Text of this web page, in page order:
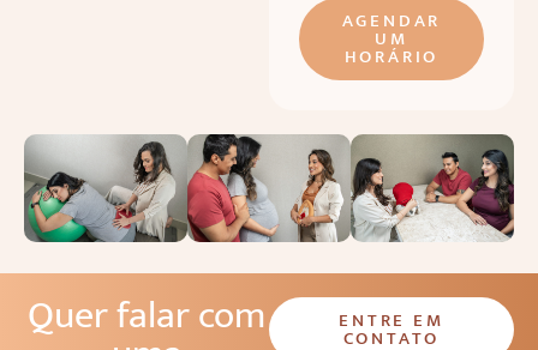
AGENDAR
UM
HORÁRIO
Quer falar com ENTRE EM
CONTATO